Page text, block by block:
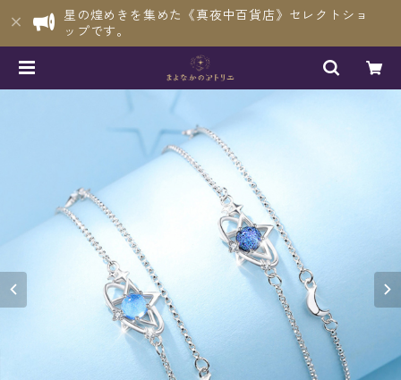
星の煌めきを集めた《真夜中百貨店》セレクトショ
ップです。